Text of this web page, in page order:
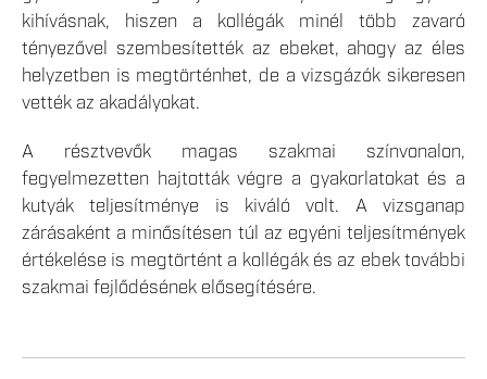
kihívásnak, hiszen a kollégák minél több zavaró
tényezővel szembesítették az ebeket, ahogy az éles
helyzetben is megtörténhet, de a vizsgázók sikeresen
vették az akadályokat.
A résztvevők magas szakmai színvonalon,
fegyelmezetten hajtották végre a gyakorlatokat és a
kutyák teljesítménye is kiváló volt. A vizsganap
zárásaként a minősítésen túl az egyéni teljesítmények
értékelése is megtörtént a kollégák és az ebek további
szakmai fejlődésének elősegítésére.